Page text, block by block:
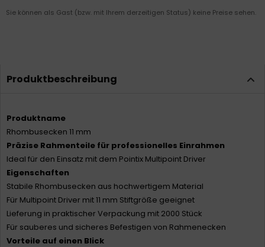
Sie können als Gast (bzw. mit Ihrem derzeitigen Status) keine Preise sehen.
Produktbeschreibung
Produktname
Rhombusecken 11 mm
Präzise Rahmenteile für professionelles Einrahmen
Ideal für den Einsatz mit dem Pointix Multipoint Driver
Eigenschaften
Stabile Rhombusecken aus hochwertigem Material
Für Multipoint Driver mit 11 mm Stiftgröße geeignet
Lieferung in praktischer Verpackung mit 2000 Stück
Für sauberes und sicheres Befestigen von Rahmenecken
Vorteile auf einen Blick